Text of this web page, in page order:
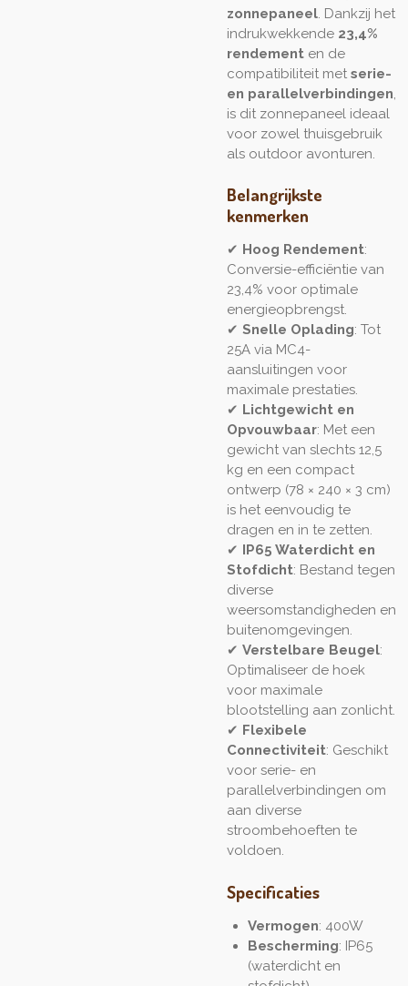
zonnepaneel. Dankzij het
indrukwekkende 23,4%
rendement en de
compatibiliteit met serie-
en parallelverbindingen,
is dit zonnepaneel ideaal
voor zowel thuisgebruik
als outdoor avonturen.
Belangrijkste
kenmerken
✔ Hoog Rendement:
Conversie-efficiëntie van
23,4% voor optimale
energieopbrengst.
✔ Snelle Oplading: Tot
25A via MC4-
aansluitingen voor
maximale prestaties.
✔ Lichtgewicht en
Opvouwbaar: Met een
gewicht van slechts 12,5
kg en een compact
ontwerp (78 × 240 × 3 cm)
is het eenvoudig te
dragen en in te zetten.
✔
IP65 Waterdicht en
Stofdicht: Bestand tegen
diverse
weersomstandigheden en
buitenomgevingen.
✔ Verstelbare Beugel:
Optimaliseer de hoek
voor maximale
blootstelling aan zonlicht.
✔ Flexibele
Connectiviteit: Geschikt
voor serie- en
parallelverbindingen om
aan diverse
stroombehoeften te
voldoen.
Specificaties
Vermogen: 400W
Bescherming: IP65
(waterdicht en